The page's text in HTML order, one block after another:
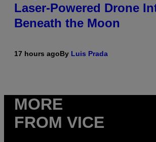
Laser-Powered Drone
Beneath the Moon
17 hours agoBy Luis Prada
MORE
FROM VICE